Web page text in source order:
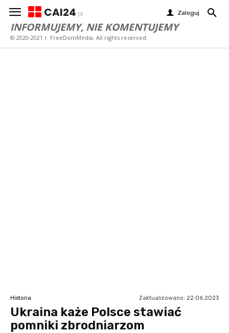
CAI24 pl Zaloguj
INFORMUJEMY, NIE KOMENTUJEMY
© 2020-2021 r. FreeDomMedia. All rights reserved.
Historia Zaktualizowano: 22.06.2023
Ukraina każe Polsce stawiać
pomniki zbrodniarzom